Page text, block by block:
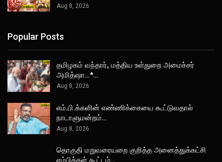
Aug 8, 2026
Popular Posts
தமிழகம் வந்தார், மத்திய உள்துறை அமைச்சர்
அமித்ஷா…*…
Aug 8, 2026
எம்.பி.க்களின் எண்ணிக்கையை கூட்டுவதால்
நாடாளுமன்றம்…
Aug 8, 2026
தொகுதி மறுவரையறை குறித்த அனைத்துக்கட்சி
எம்பிக்கள் கூட்டம்…